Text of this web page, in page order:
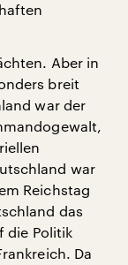
Aber in
breit
war der
war
Reichstag
das
die Politik
Da